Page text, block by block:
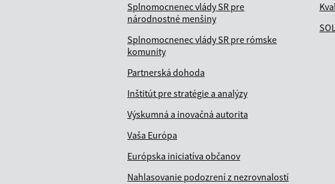
Splnomocnenec vlády SR pre
národnostné menšiny
Splnomocnenec vlády SR pre rómske
komunity
Partnerská dohoda
Inštitút pre stratégie a analýzy
Výskumná a inovačná autorita
Vaša Európa
Európska iniciatíva občanov
Nahlasovanie podozrení z nezrovnalostí